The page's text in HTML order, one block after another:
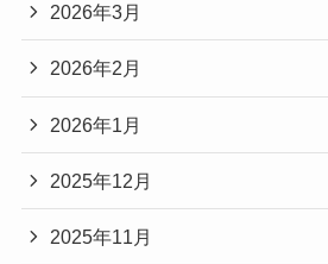
2026年3月
2026年2月
2026年1月
2025年12月
2025年11月